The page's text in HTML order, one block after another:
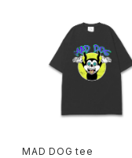
MAD DOG tee